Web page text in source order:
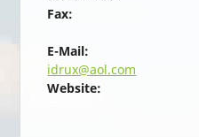
Fax:
E-Mail:
idrux@aol.com
Website: